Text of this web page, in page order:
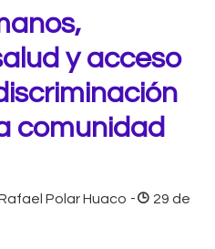
y acceso
comunidad
Polar Huaco -
29 de